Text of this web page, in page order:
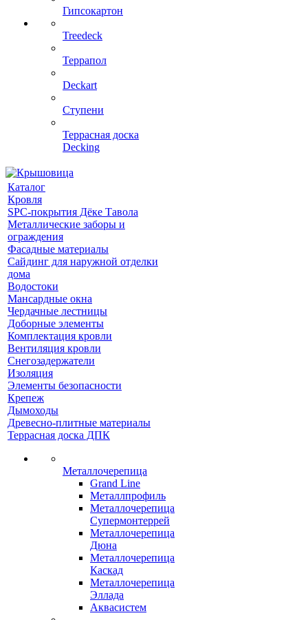
Гипсокартон
Treedeck
Террапол
Deckart
Ступени
Террасная доска
Decking
Каталог
Кровля
SPC-покрытия Дёке Тавола
Металлические заборы и
ограждения
Фасадные материалы
Сайдинг для наружной отделки
дома
Водостоки
Мансардные окна
Чердачные лестницы
Доборные элементы
Комплектация кровли
Вентиляция кровли
Снегозадержатели
Изоляция
Элементы безопасности
Крепеж
Дымоходы
Древесно-плитные материалы
Террасная доска ДПК
Металлочерепица
Grand Line
Металлпрофиль
Металлочерепица
Супермонтеррей
Металлочерепица
Дюна
Металлочерепица
Каскад
Металлочерепица
Эллада
Аквасистем